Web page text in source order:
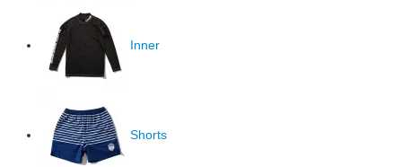
Inner
Shorts